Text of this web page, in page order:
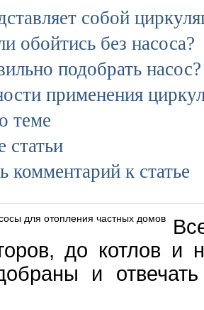
собой
обойтись без насоса?
подобрать насос?
применения
теме
статьи
комментарий к статье
до котлов и
и